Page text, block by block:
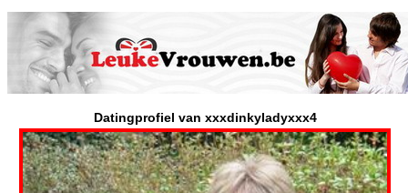
Datingprofiel van xxxdinkyladyxxx4